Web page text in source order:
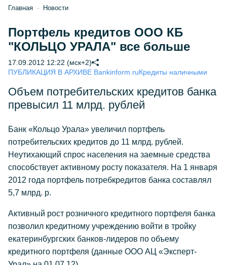
Главная Новости
Портфель кредитов ООО КБ
"КОЛЬЦО УРАЛА" все больше
17.09.2012 12:22 (мск+2)
ПУБЛИКАЦИЯ В АРХИВЕ Bankinform.ruКредиты наличными
Объем потребительских кредитов банка
превысил 11 млрд. рублей
Банк «Кольцо Урала» увеличил портфель
потребительских кредитов до 11 млрд. рублей.
Неутихающий спрос населения на заемные средства
способствует активному росту показателя. На 1 января
2012 года портфель потребкредитов банка составлял
5,7 млрд. р.
Активный рост розничного кредитного портфеля банка
позволил кредитному учреждению войти в тройку
екатеринбургских банков-лидеров по объему
кредитного портфеля (данные ООО АЦ «Эксперт-